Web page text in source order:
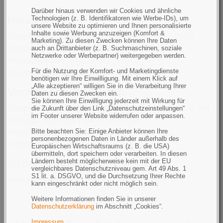
Darüber hinaus verwenden wir Cookies und ähnliche
Technologien (z. B. Identifikatoren wie Werbe-IDs), um
unsere Website zu optimieren und Ihnen personalisierte
Inhalte sowie Werbung anzuzeigen (Komfort &
Marketing). Zu diesen Zwecken können Ihre Daten
auch an Drittanbieter (z. B. Suchmaschinen, soziale
Netzwerke oder Werbepartner) weitergegeben werden.
Für die Nutzung der Komfort- und Marketingdienste
benötigen wir Ihre Einwilligung. Mit einem Klick auf
„Alle akzeptieren“ willigen Sie in die Verarbeitung Ihrer
Daten zu diesen Zwecken ein.
Sie können Ihre Einwilligung jederzeit mit Wirkung für
die Zukunft über den Link „Datenschutzeinstellungen“
im Footer unserer Website widerrufen oder anpassen.
Bitte beachten Sie: Einige Anbieter können Ihre
personenbezogenen Daten in Länder außerhalb des
Europäischen Wirtschaftsraums (z. B. die USA)
übermitteln, dort speichern oder verarbeiten. In diesen
Ländern besteht möglicherweise kein mit der EU
vergleichbares Datenschutzniveau gem. Art 49 Abs. 1
S1 lit. a. DSGVO, und die Durchsetzung Ihrer Rechte
kann eingeschränkt oder nicht möglich sein.
Weitere Informationen finden Sie in unserer
Datenschutzerklärung im Abschnitt „Cookies“.
Hersteller:
CooperVision Manufacturing Limited, South Point,
Hamble, Southampton, SO31 4RF, UK,
https://coopervision.co.uk,
legalmanufacturer@coopervision.com
Verantwortliche Person:
CooperVision CL Kft. [EN], Gorcsev Iván utca 7. C ép,
ProLogis Business Park, 2360 Gyál,
Ungarn,https://coopervision.hu,
AR@hu.coopervision.com
Sicherheitshinweise:
Gebrauchsanweisungen